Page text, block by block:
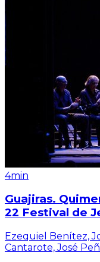
4min
Guajiras.
22 Festival de
Ezequiel Benítez,
Cantarote, José